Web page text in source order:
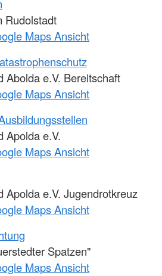
Rudolstadt
Maps Ansicht
Abolda e.V. Bereitschaft
Maps Ansicht
Apolda e.V.
Maps Ansicht
Apolda e.V. Jugendrotkreuz
Maps Ansicht
Spatzen"
Maps Ansicht